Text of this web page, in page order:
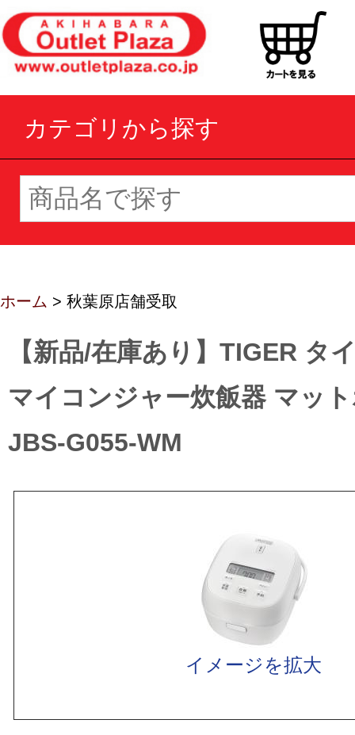
カテゴリから探す
ホーム > 秋葉原店舗受取
【新品/在庫あり】TIGER タ
マイコンジャー炊飯器 マッ
JBS-G055-WM
イメージを拡大